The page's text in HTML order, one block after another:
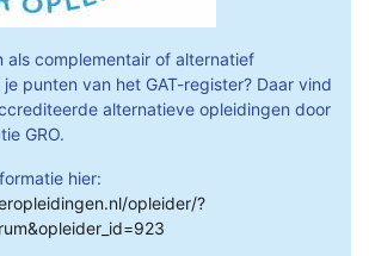
als complementair of alternatief
punten van het GAT-register? Daar vind
alternatieve opleidingen door
GRO.
hier:
opleider/?